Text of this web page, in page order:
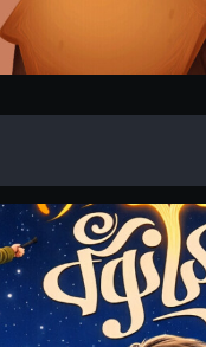
Photoshop / Il...